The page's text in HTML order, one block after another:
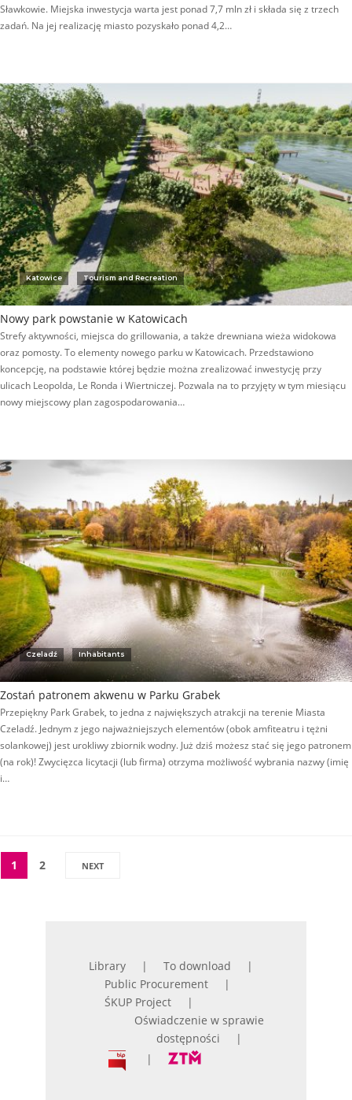
Sławkowie. Miejska inwestycja warta jest ponad 7,7 mln zł i składa się z trzech
zadań. Na jej realizację miasto pozyskało ponad 4,2…
Katowice Tourism and Recreation
Nowy park powstanie w Katowicach
Strefy aktywności, miejsca do grillowania, a także drewniana wieża widokowa
oraz pomosty. To elementy nowego parku w Katowicach. Przedstawiono
koncepcję, na podstawie której będzie można zrealizować inwestycję przy
ulicach Leopolda, Le Ronda i Wiertniczej. Pozwala na to przyjęty w tym miesiącu
nowy miejscowy plan zagospodarowania…
Czeladź Inhabitants
Zostań patronem akwenu w Parku Grabek
Przepiękny Park Grabek, to jedna z największych atrakcji na terenie Miasta
Czeladź. Jednym z jego najważniejszych elementów (obok amfiteatru i tężni
solankowej) jest urokliwy zbiornik wodny. Już dziś możesz stać się jego patronem
(na rok)! Zwycięzca licytacji (lub firma) otrzyma możliwość wybrania nazwy (imię
i…
1 2 NEXT
Library
To download
Public Procurement
ŚKUP Project
Oświadczenie w sprawie
dostępności